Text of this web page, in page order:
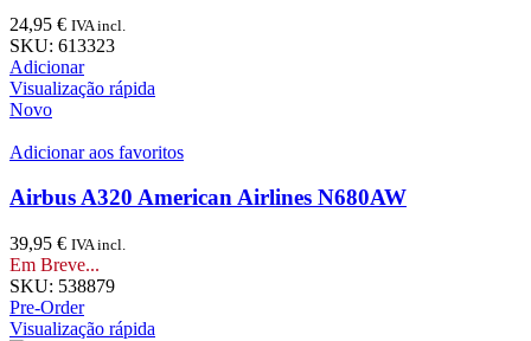
24,95 € IVA incl.
SKU: 613323
Adicionar
Visualização rápida
Novo
Adicionar aos favoritos
Airbus A320 American Airlines N680AW
39,95 € IVA incl.
Em Breve...
SKU: 538879
Pre-Order
Visualização rápida